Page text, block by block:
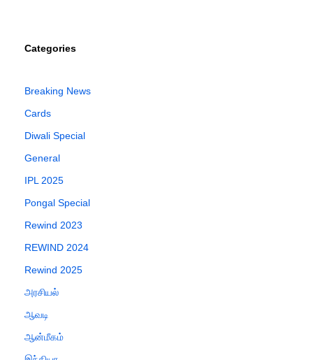
Categories
Breaking News
Cards
Diwali Special
General
IPL 2025
Pongal Special
Rewind 2023
REWIND 2024
Rewind 2025
அரசியல்
ஆவடி
ஆன்மீகம்